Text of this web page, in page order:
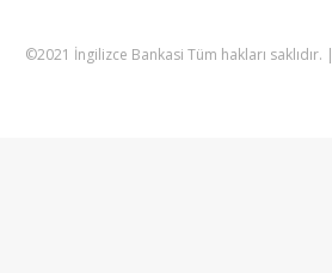
©2021 İngilizce Bankasi Tüm hakları saklıdır. |